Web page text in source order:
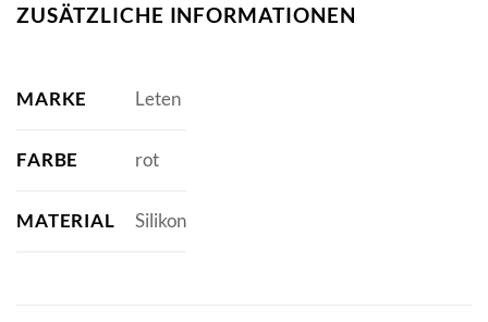
ZUSÄTZLICHE INFORMATIONEN
MARKE Leten
FARBE rot
MATERIAL Silikon